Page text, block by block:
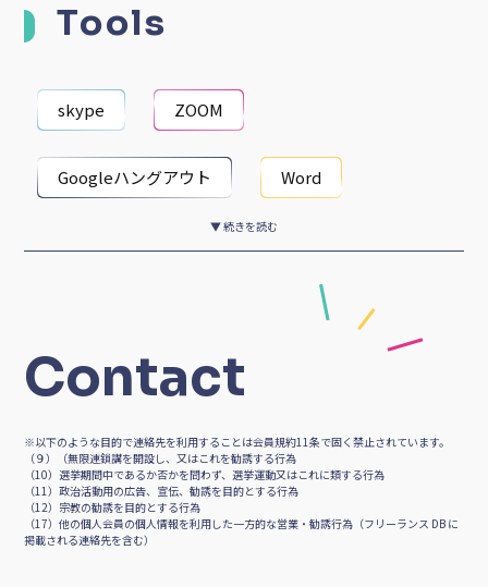
アートディレクション
Tools
skype ZOOM
Googleハングアウト Word
Excel Photoshop Illustrator
▼ 続きを読む
Contact
※以下のような目的で連絡先を利用することは会員規約11条で固く禁止されています。
（９）（無限連鎖講を開設し、又はこれを勧誘する行為
（10）選挙期間中であるか否かを問わず、選挙運動又はこれに類する行為
（11）政治活動用の広告、宣伝、勧誘を目的とする行為
（12）宗教の勧誘を目的とする行為
（17）他の個人会員の個人情報を利用した一方的な営業・勧誘行為（フリーランス DB に
掲載される連絡先を含む）